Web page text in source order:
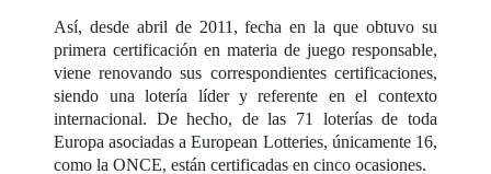
Así, desde abril de 2011, fecha en la que obtuvo su
primera certificación en materia de juego responsable,
viene renovando sus correspondientes certificaciones,
siendo una lotería líder y referente en el contexto
internacional. De hecho, de las 71 loterías de toda
Europa asociadas a European Lotteries, únicamente 16,
como la ONCE, están certificadas en cinco ocasiones.